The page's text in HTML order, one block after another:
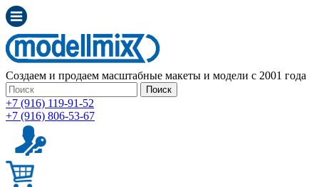
Создаем и продаем масштабные макеты и модели с 2001 года
Поиск
+7 (916) 119-91-52
+7 (916) 806-53-67